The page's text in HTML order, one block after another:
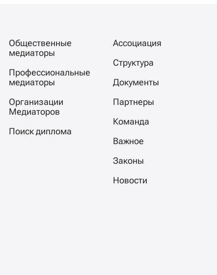
Общественные
медиаторы
Профессиональные
медиаторы
Организации
Медиаторов
Поиск диплома
Ассоциация
Структура
Документы
Партнеры
Команда
Важное
Законы
Новости